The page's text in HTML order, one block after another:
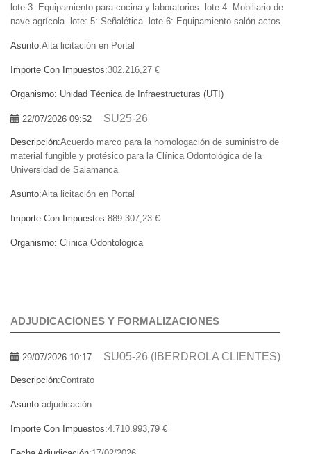
lote 3: Equipamiento para cocina y laboratorios. lote 4: Mobiliario de
nave agrícola. lote: 5: Señalética. lote 6: Equipamiento salón actos.
Asunto:Alta licitación en Portal
Importe Con Impuestos:302.216,27 €
Organismo: Unidad Técnica de Infraestructuras (UTI)
22/07/2026 09:52 SU25-26
Descripción:Acuerdo marco para la homologación de suministro de
material fungible y protésico para la Clínica Odontológica de la
Universidad de Salamanca
Asunto:Alta licitación en Portal
Importe Con Impuestos:889.307,23 €
Organismo: Clínica Odontológica
ADJUDICACIONES Y FORMALIZACIONES
29/07/2026 10:17 SU05-26 (IBERDROLA CLIENTES)
Descripción:Contrato
Asunto:adjudicación
Importe Con Impuestos:4.710.993,79 €